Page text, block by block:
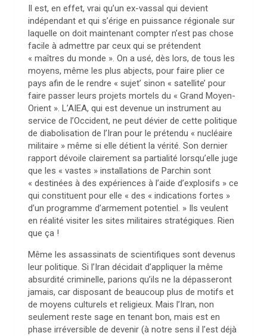
Il est, en effet, vrai qu’un ex-vassal qui devient
indépendant et qui s’érige en puissance régionale sur
laquelle on doit maintenant compter n’est pas chose
facile à admettre par ceux qui se prétendent
« maîtres du monde ». On a usé, dès lors, de tous les
moyens, même les plus abjects, pour faire plier ce
pays afin de le rendre « sujet’ sinon « satellite’ pour
faire passer leurs projets mortels du « Grand Moyen-
Orient ». L’AIEA, qui est devenue un instrument au
service de l’Occident, ne peut dévier de cette politique
de diabolisation de l’Iran pour le prétendu « nucléaire
militaire » même si elle détient la vérité. Son dernier
rapport dévoile clairement sa partialité lorsqu’elle juge
que les « vastes » installations de Parchin sont
« destinées à des expériences à l’aide d’explosifs » ce
qui constituent pour elle « des « indications fortes »
d’un programme d’armement potentiel. » Ils veulent
en réalité visiter les sites militaires stratégiques. Rien
que ça !
Même les assassinats de scientifiques sont devenus
leur politique. Si l’Iran décidait d’appliquer la même
absurdité criminelle, parions qu’ils ne la dépasseront
jamais, car disposant de beaucoup plus de motifs et
de moyens culturels et religieux. Mais l’Iran, non
seulement reste sage en tenant bon, mais est en
phase irréversible de devenir (à notre sens il l’est déjà